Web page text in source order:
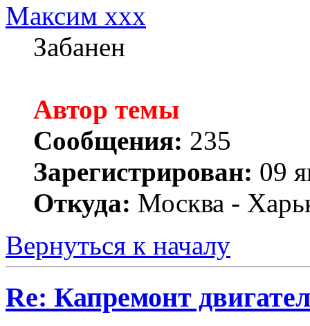
Максим xxx
Забанен
Автор темы
Сообщения: 235
Зарегистрирован: 09
Откуда: Москва -
Вернуться к началу
Re: Капремонт